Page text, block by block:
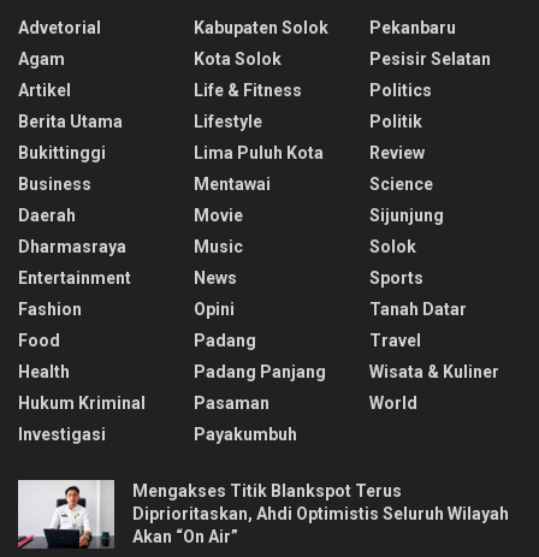
Advetorial
Agam
Artikel
Berita Utama
Bukittinggi
Business
Daerah
Dharmasraya
Entertainment
Fashion
Food
Health
Hukum Kriminal
Investigasi
Kabupaten Solok
Kota Solok
Life & Fitness
Lifestyle
Lima Puluh Kota
Mentawai
Movie
Music
News
Opini
Padang
Padang Panjang
Pasaman
Payakumbuh
Pekanbaru
Pesisir Selatan
Politics
Politik
Review
Science
Sijunjung
Solok
Sports
Tanah Datar
Travel
Wisata & Kuliner
World
Mengakses Titik Blankspot Terus
Diprioritaskan, Ahdi Optimistis Seluruh Wilayah
Akan “On Air”